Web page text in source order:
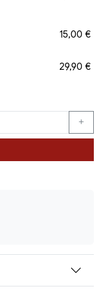
15,00 €
29,90 €